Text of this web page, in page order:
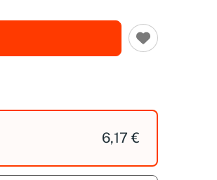
6,17 €